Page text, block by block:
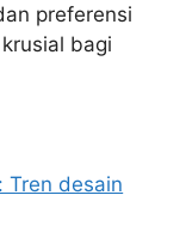
preferensi
bagi
Tren desain